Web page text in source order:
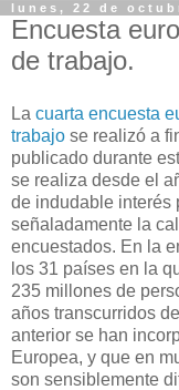
lunes, 22 de
Encuesta
de trabajo.
La cuarta encuesta
trabajo se realizó a
publicado durante
se realiza desde el
de indudable interés
señaladamente la
encuestados. En la
los 31 países en la
235 millones de
años transcurridos
anterior se han
Europea, y que en
son sensiblemente